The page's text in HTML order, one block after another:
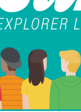
Arrêté de
du 07/
particuliers sont